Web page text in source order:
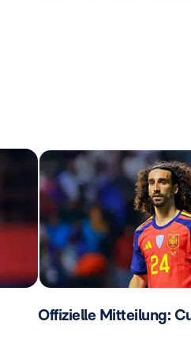
Offizielle Mitteilung: